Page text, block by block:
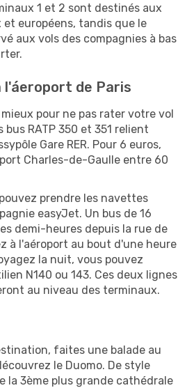
1 et 2 sont destinés aux
européens, tandis que le
aux vols des compagnies à bas
de Paris
pour ne pas rater votre vol
bus RATP 350 et 351 relient
Gare RER. Pour 6 euros,
Charles-de-Gaulle entre 60
prendre les navettes
easyJet. Un bus de 16
demi-heures depuis la rue de
à l'aéroport au bout d'une heure
la nuit, vous pouvez
N140 ou 143. Ces deux lignes
au niveau des terminaux.
faites une balade au
le Duomo. De style
la 3ème plus grande cathédrale